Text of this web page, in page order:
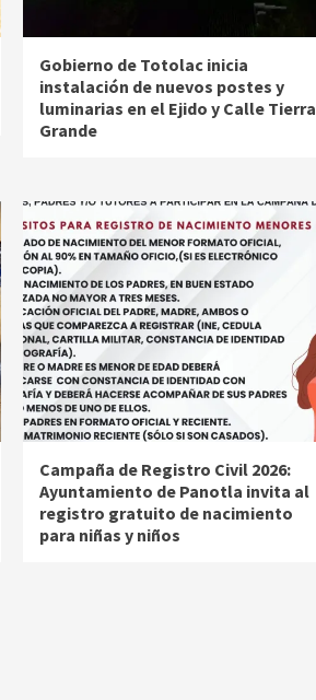
Gobierno de Totolac inicia
instalación de nuevos postes y
luminarias en el Ejido y Calle Tierra
Grande
Campaña de Registro Civil 2026:
Ayuntamiento de Panotla invita al
registro gratuito de nacimiento
para niñas y niños